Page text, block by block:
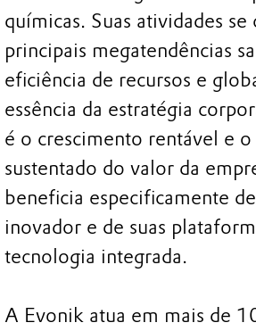
químicas. Suas atividades se
principais megatendências
eficiência de recursos e
essência da estratégia
é o crescimento rentável e
sustentado do valor da
beneficia especificamente
inovador e de suas
tecnologia integrada.
A Evonik atua em mais de